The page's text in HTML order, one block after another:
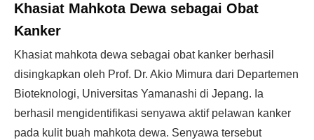
Khasiat Mahkota Dewa sebagai Obat
Kanker
Khasiat mahkota dewa sebagai obat kanker berhasil
disingkapkan oleh Prof. Dr. Akio Mimura dari Departemen
Bioteknologi, Universitas Yamanashi di Jepang. Ia
berhasil mengidentifikasi senyawa aktif pelawan kanker
pada kulit buah mahkota dewa. Senyawa tersebut